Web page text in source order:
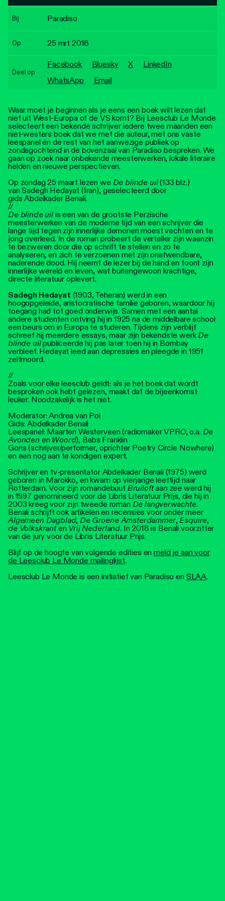
Waar moet je beginnen als je eens een boek wilt lezen dat
niet uit West-Europa of de VS komt? Bij Leesclub Le Monde
selecteert een bekende schrijver iedere twee maanden een
niet-westers boek dat we met die auteur, met ons vaste
leespanel én de rest van het aanwezige publiek op
zondagochtend in de bovenzaal van Paradiso bespreken. We
gaan op zoek naar onbekende meesterwerken, lokale literaire
helden en nieuwe perspectieven.
Op zondag 25 maart lezen we De blinde uil(133 blz.)
van Sadegh Hedayat (Iran), geselecteerd door
gids Abdelkader Benali.
//
De blinde uilis een van de grootste Perzische
meesterwerken van de moderne tijd van een schrijver die
lange tijd tegen zijn innerlijke demonen moest vechten en te
jong overleed. In de roman probeert de verteller zijn waanzin
te bezweren door die op schrift te stellen en zo te
analyseren, en zich te verzoenen met zijn onafwendbare,
naderende dood. Hij neemt de lezer bij de hand en toont zijn
innerlijke wereld en leven, wat buitengewoon krachtige,
directe literatuur oplevert.
Sadegh Hedayat (1903, Teheran) werd in een
hoogopgeleide, aristocratische familie geboren, waardoor hij
toegang had tot goed onderwijs. Samen met een aantal
andere studenten ontving hij in 1925 na de middelbare school
een beurs om in Europa te studeren. Tijdens zijn verblijf
schreef hij meerdere essays, maar zijn bekendste werkDe
blinde uilpubliceerde hij pas later toen hij in Bombay
verbleef. Hedayat leed aan depressies en pleegde in 1951
zelfmoord.
//
Zoals voor elke leesclub geldt: als je het boek dat wordt
besproken ook hebt gelezen, maakt dat de bijeenkomst
leuker. Noodzakelijk is het niet.
Moderator: Andrea van Pol
Gids: Abdelkader Benali
Leespanel: Maarten Westerveen (radiomaker VPRO, o.a. De
Avonden en Woord), Babs Franklin
Gons (schrijver/performer, oprichter Poetry Circle Nowhere)
en een nog aan te kondigen expert.
Schrijver en tv-presentator Abdelkader Benali (1975) werd
geboren in Marokko, en kwam op vierjarige leeftijd naar
Rotterdam. Voor zijn romandebuut Bruiloft aan zee werd hij
in 1997 genomineerd voor de Libris Literatuur Prijs, die hij in
2003 kreeg voor zijn tweede roman De langverwachte.
Benali schrijft ook artikelen en recensies voor onder meer
Algemeen Dagblad, De Groene Amsterdammer,Esquire,
de Volkskranten Vrij Nederland. In 2018 is Benali voorzitter
van de jury voor de Libris Literatuur Prijs.
Blijf op de hoogte van volgende edities enmeld je aan voor
de Leesclub Le Monde mailinglijst.
Leesclub Le Monde is een initiatief van Paradiso en SLAA.
Bij Paradiso
Op 25 mrt 2018
Deel op
Facebook Bluesky X
LinkedIn
WhatsApp
Email
Personen